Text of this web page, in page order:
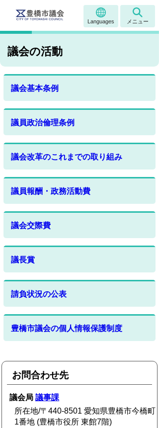
Languages メニュー
議会の活動
議会基本条例
議員政治倫理条例
議会改革のこれまでの取り組み
議員報酬・政務活動費
議会交際費
議長賞
請負状況の公表
豊橋市議会の個人情報保護制度
お問合わせ先
議会局議事課
所在地/〒440-8501 愛知県豊橋市今橋町
1番地 (豊橋市役所 東館7階)